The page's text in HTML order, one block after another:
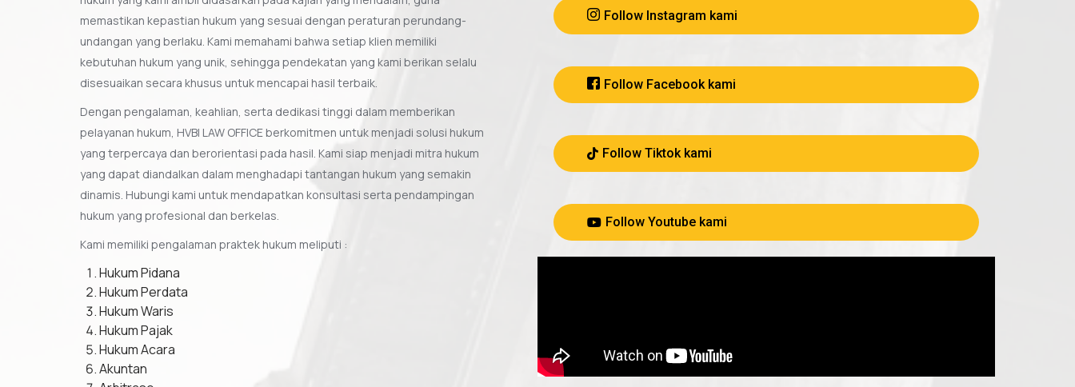
memastikan kepastian hukum yang sesuai dengan peraturan perundang-
undangan yang berlaku. Kami memahami bahwa setiap klien memiliki
kebutuhan hukum yang unik, sehingga pendekatan yang kami berikan selalu
disesuaikan secara khusus untuk mencapai hasil terbaik.
Dengan pengalaman, keahlian, serta dedikasi tinggi dalam memberikan
pelayanan hukum, HVBI LAW OFFICE berkomitmen untuk menjadi solusi hukum
yang terpercaya dan berorientasi pada hasil. Kami siap menjadi mitra hukum
yang dapat diandalkan dalam menghadapi tantangan hukum yang semakin
dinamis. Hubungi kami untuk mendapatkan konsultasi serta pendampingan
hukum yang profesional dan berkelas.
Kami memiliki pengalaman praktek hukum meliputi :
Hukum Pidana
Hukum Perdata
Hukum Waris
Hukum Pajak
Hukum Acara
Akuntan
Follow Instagram kami
Follow Facebook kami
Follow Tiktok kami
Follow Youtube kami